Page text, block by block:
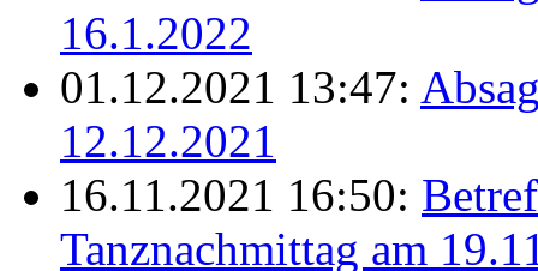
16.1.2022
01.12.2021 13:47:
12.12.2021
16.11.2021 16:50:
Tanznachmittag am